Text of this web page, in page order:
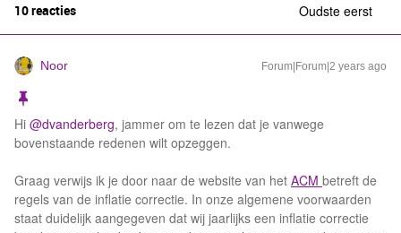
10 reacties Oudste eerst
Noor Forum|Forum|2 years ago
Hi @dvanderberg, jammer om te lezen dat je vanwege
bovenstaande redenen wilt opzeggen.
Graag verwijs ik je door naar de website van het ACM betreft de
regels van de inflatie correctie. In onze algemene voorwaarden
staat duidelijk aangegeven dat wij jaarlijks een inflatie correctie